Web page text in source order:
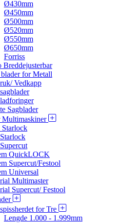
Ø430mm
Ø450mm
Ø500mm
Ø520mm
Ø550mm
Ø650mm
Forriss
Breddejusterbar
for Metall
Vedkapp
Sagblader
Starlock
QuickLOCK
Supercut/Festool
Universal
Multimaster
Supercut/ Festool
for Tre
Lengde 1.000 - 1.999mm